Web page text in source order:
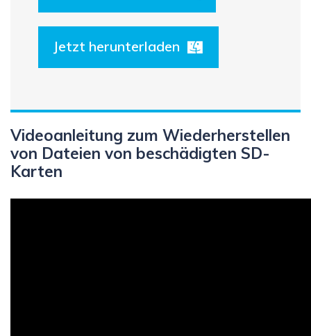
Jetzt herunterladen
Videoanleitung zum Wiederherstellen
von Dateien von beschädigten SD-
Karten